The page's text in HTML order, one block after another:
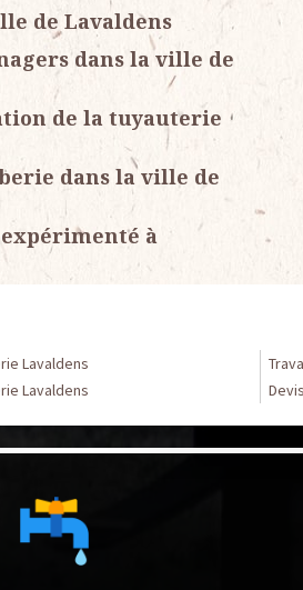
de Lavaldens
dans la ville de
de la tuyauterie
dans la ville de
à
Lavaldens
Lavaldens